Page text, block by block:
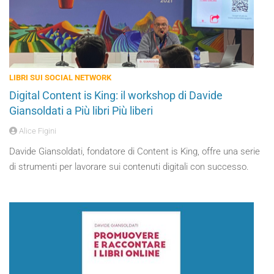
LIBRI SUI SOCIAL NETWORK
Digital Content is King: il workshop di Davide
Giansoldati a Più libri Più liberi
Alice Figini
Davide Giansoldati, fondatore di Content is King, offre una serie
di strumenti per lavorare sui contenuti digitali con successo.